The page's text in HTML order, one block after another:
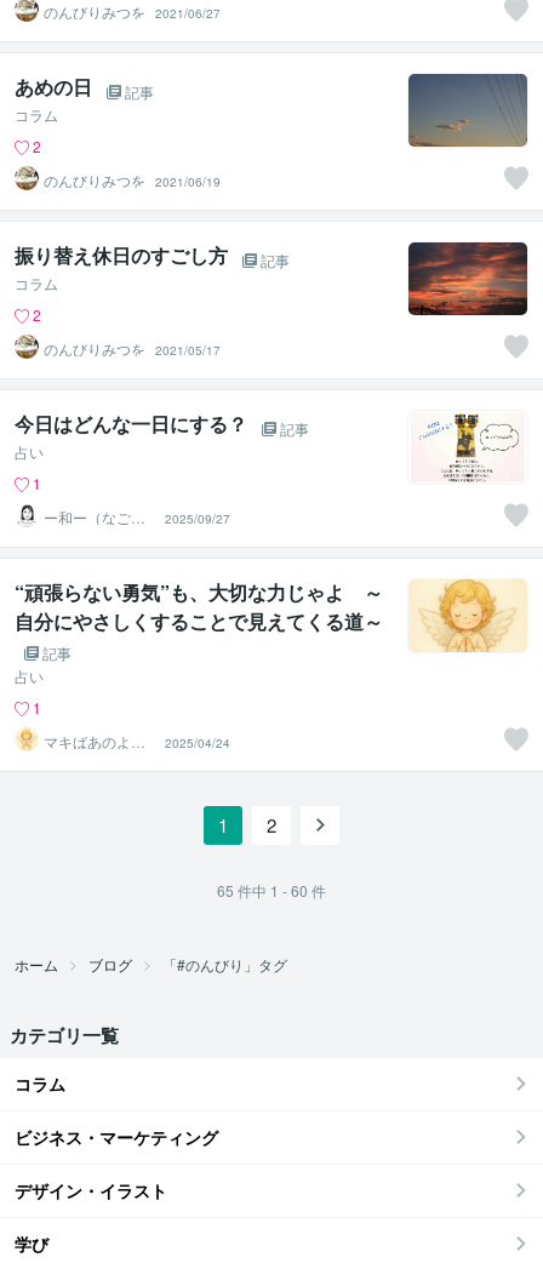
のんびりみつを
2021/06/27
あめの日
記事
コラム
2
のんびりみつを
2021/06/19
振り替え休日のすごし方
記事
コラム
2
のんびりみつを
2021/05/17
今日はどんな一日にする？
記事
占い
1
ー和ー（なご
み）
2025/09/27
“頑張らない勇気”も、大切な力じゃよ ～
自分にやさしくすることで見えてくる道～
記事
占い
1
マキばあのよろ
ず相談室
2025/04/24
1 2
65 件中 1 - 60 件
ホーム ブログ 「#のんびり」タグ
カテゴリ一覧
コラム
ビジネス・マーケティング
デザイン・イラスト
学び